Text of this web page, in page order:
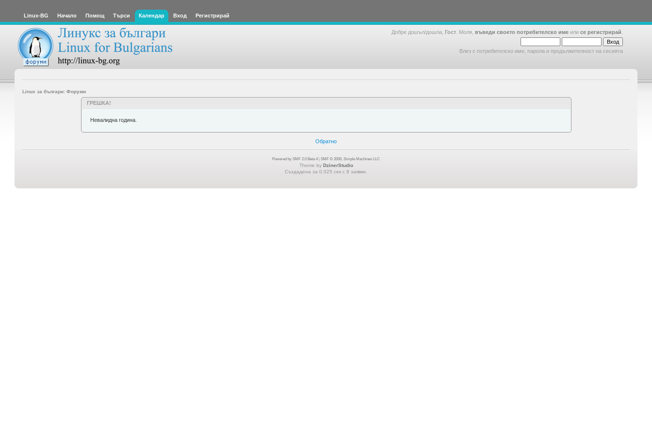
Linux-BG Начало Помощ Търси Календар Вход Регистрирай
Добре дошъл/дошла, Гост . Моля, въведи своето потребителско име или се регистрирай
Влез с потребителско име, парола и продължителност на сесията
Linux за българи: Форуми
ГРЕШКА!
Невалидна година.
Обратно
Powered by SMF 2.0 Beta 4 | SMF © 2006, Simple Machines LLC
Theme by DzinerStudio
Създадена за 0.025 сек с 8 заявки.